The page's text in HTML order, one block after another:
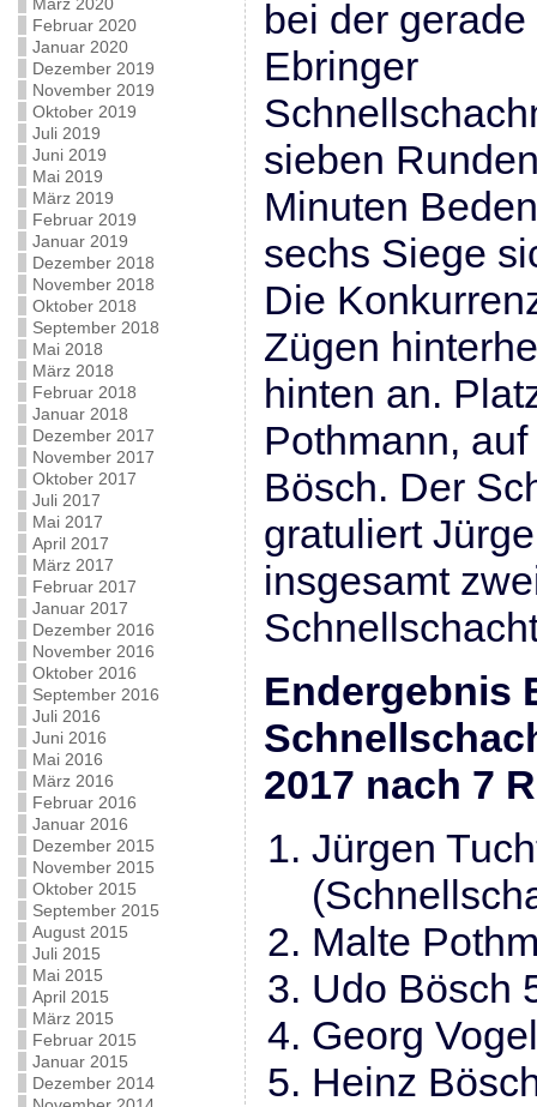
Februar 2020
Januar 2020
Dezember 2019
November 2019
Oktober 2019
Juli 2019
Juni 2019
Mai 2019
März 2019
Februar 2019
Januar 2019
Dezember 2018
November 2018
Oktober 2018
September 2018
Mai 2018
März 2018
Februar 2018
Januar 2018
Dezember 2017
November 2017
Oktober 2017
Juli 2017
Mai 2017
April 2017
März 2017
Februar 2017
Januar 2017
Dezember 2016
November 2016
Oktober 2016
September 2016
Juli 2016
Juni 2016
Mai 2016
März 2016
Februar 2016
Januar 2016
Dezember 2015
November 2015
Oktober 2015
September 2015
August 2015
Juli 2015
Mai 2015
April 2015
März 2015
Februar 2015
Januar 2015
Dezember 2014
bei der
Ebringer
sieben
Minuten
sechs Siege
Die
Zügen
hinten an.
Pothmann,
Bösch. Der
gratuliert
insgesamt
Endergebnis
2017 nach 7
Jürgen
Malte
Udo Bösch
Georg
Heinz